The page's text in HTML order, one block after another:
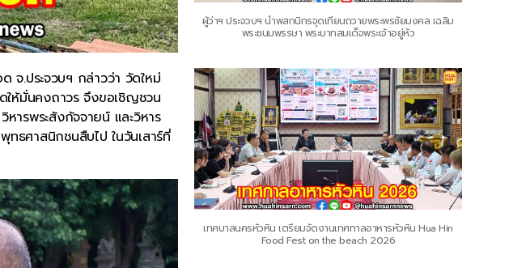
จ.ประจวบฯ กล่าวว่า วัดใหม่
ห้มั่นคงถาวร จึงขอเชิญชวน
ารพระสังกัจจายน์ และวิหาร
ธศาสนิกชนสืบไป ในวันเสาร์ที่
ผู้ว่าฯ ประจวบฯ นำพสกนิกรจุดเทียนถวายพระพรชัยมงคล เฉลิม
พระชนมพรรษา พระบาทสมเด็จพระเจ้าอยู่หัว
เทศบาลนครหัวหิน เตรียมจัดงานเทศกาลอาหารหัวหิน Hua Hin
Food Fest on the beach 2026